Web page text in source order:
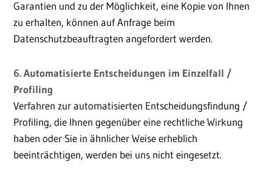
Garantien und zu der Möglichkeit, eine Kopie von Ihnen
zu erhalten, können auf Anfrage beim
Datenschutzbeauftragten angefordert werden.
6. Automatisierte Entscheidungen im Einzelfall /
Profiling
Verfahren zur automatisierten Entscheidungsfindung /
Profiling, die Ihnen gegenüber eine rechtliche Wirkung
haben oder Sie in ähnlicher Weise erheblich
beeinträchtigen, werden bei uns nicht eingesetzt.